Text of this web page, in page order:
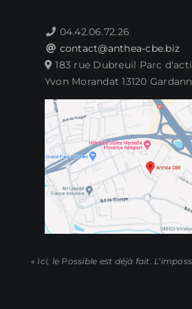
04.42.06.72.26
contact@anthea-cbe.biz
183 rue Dubreuil Parc
Yvon Morandat 13120
« Ici, le Possible est déjà fait.